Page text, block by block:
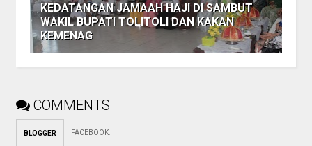
KEDATANGAN JAMAAH HAJI DI SAMBUT
WAKIL BUPATI TOLITOLI DAN KAKAN
KEMENAG
COMMENTS
BLOGGER FACEBOOK: